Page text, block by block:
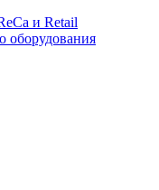
и Retail
оборудования